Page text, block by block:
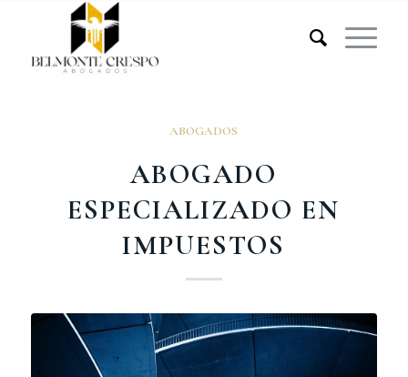
ABOGADOS
ABOGADO
ESPECIALIZADO EN
IMPUESTOS